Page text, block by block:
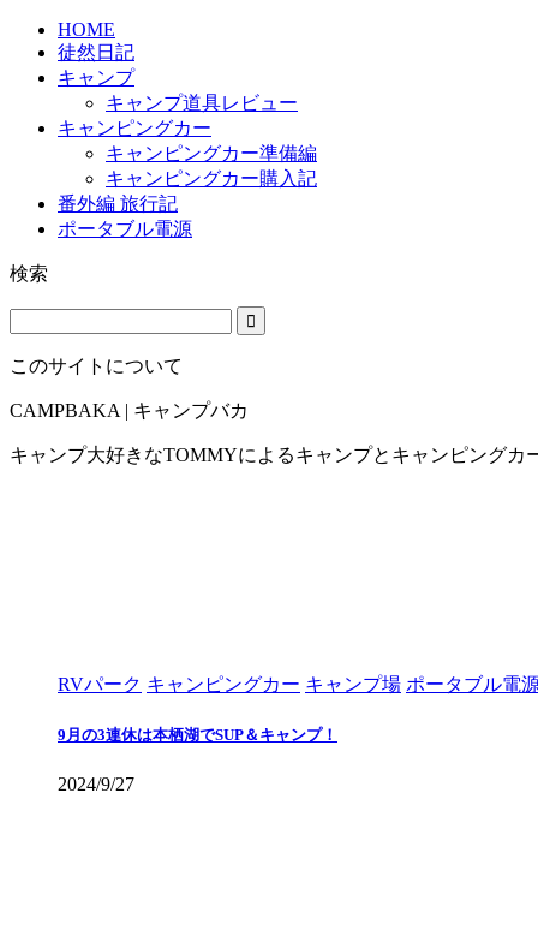
HOME
徒然日記
キャンプ
キャンプ道具レビュー
キャンピングカー
キャンピングカー準備編
キャンピングカー購入記
番外編 旅行記
ポータブル電源
検索
このサイトについて
CAMPBAKA | キャンプバカ
キャンプ大好きなTOMMYによるキャンプとキャンピングカ
RVパーク キャンピングカー キャンプ場 ポータブル電
9月の3連休は本栖湖でSUP＆キャンプ！
2024/9/27